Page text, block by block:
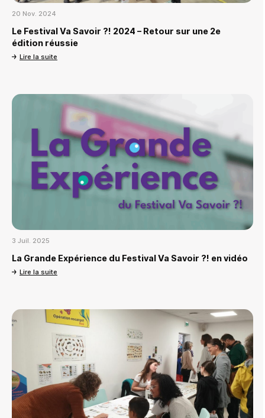
20 Nov. 2024
Le Festival Va Savoir ?! 2024 – Retour sur une 2e
édition réussie
Lire la suite
3 Juil. 2025
La Grande Expérience du Festival Va Savoir ?! en vidéo
Lire la suite